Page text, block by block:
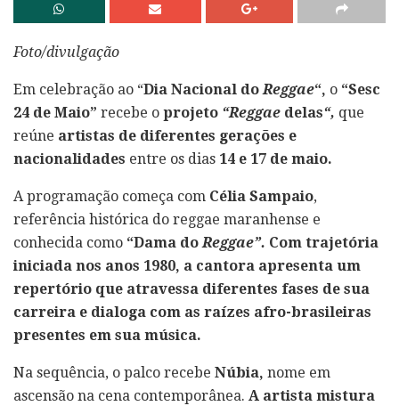
Foto/divulgação
Em celebração ao “Dia Nacional doReggae“, o “Sesc
24 de Maio” recebe o projeto “Reggae delas“, que
reúne artistas de diferentes gerações e
nacionalidades entre os dias 14 e 17 de maio.
A programação começa com Célia Sampaio,
referência histórica do reggae maranhense e
conhecida como “Dama doReggae”. Com trajetória
iniciada nos anos 1980, a cantora apresenta um
repertório que atravessa diferentes fases de sua
carreira e dialoga com as raízes afro-brasileiras
presentes em sua música.
Na sequência, o palco recebe Núbia, nome em
ascensão na cena contemporânea. A artista mistura